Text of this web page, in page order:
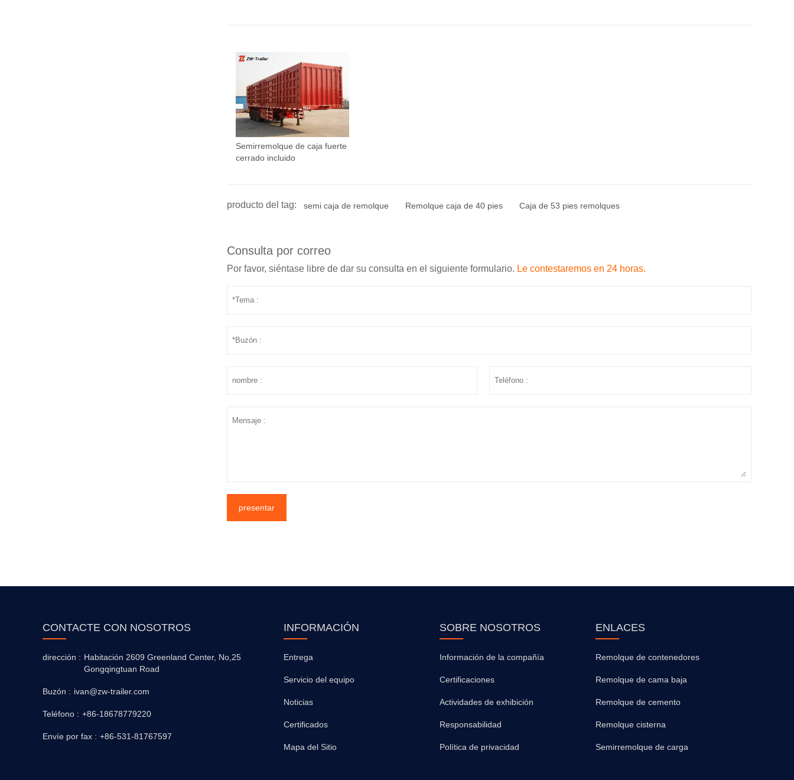
Semirremolque de caja fuerte
cerrado incluido
producto del tag: semi caja de remolque Remolque caja de 40 pies Caja de 53 pies remolques
Consulta por correo
Por favor, siéntase libre de dar su consulta en el siguiente formulario. Le contestaremos en 24 horas.
presentar
CONTACTE CON NOSOTROS
dirección : Habitación 2609 Greenland Center, No,25
Gongqingtuan Road
Buzón : ivan@zw-trailer.com
Teléfono : +86-18678779220
Envíe por fax : +86-531-81767597
INFORMACIÓN
Entrega
Servicio del equipo
Noticias
Certificados
Mapa del Sitio
SOBRE NOSOTROS
Información de la compañía
Certificaciones
Actividades de exhibición
Responsabilidad
Política de privacidad
ENLACES
Remolque de contenedores
Remolque de cama baja
Remolque de cemento
Remolque cisterna
Semirremolque de carga